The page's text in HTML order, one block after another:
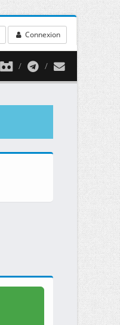
Connexion